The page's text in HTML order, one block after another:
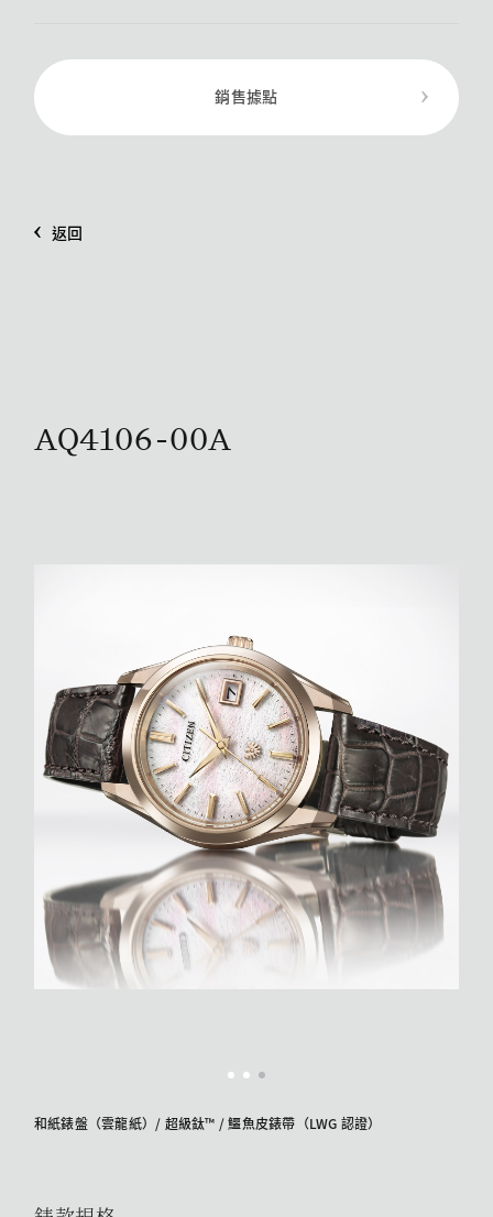
銷售據點
返回
AQ4106-00A
和紙錶盤（雲龍紙）/ 超級鈦™ / 鱷魚皮錶帶（LWG 認證）